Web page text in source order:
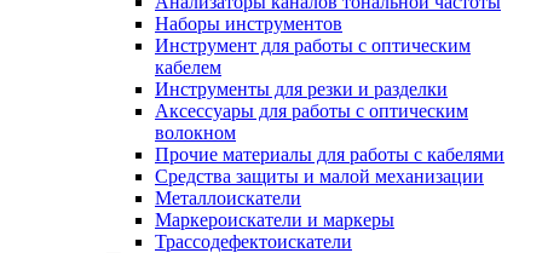
Наборы инструментов
Инструмент для работы с оптическим
кабелем
Инструменты для резки и разделки
Аксессуары для работы с оптическим
волокном
Прочие материалы для работы с кабелями
Средства защиты и малой механизации
Металлоискатели
Маркероискатели и маркеры
Трассодефектоискатели